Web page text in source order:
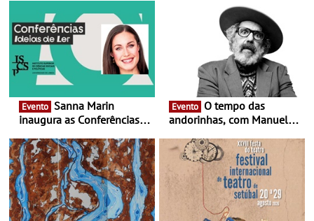
Evento
inaugura as Conferências
Antiga primeira-ministra da
Finlândia é a convidada da
primeira edição do novo
ciclo de debates dedicado
aos grandes temas do
nosso tempo
Evento
andorinhas, com Manuel
Atum - Concerto
performance na MAAT
Gallery a 3 de Setembro,
19:30